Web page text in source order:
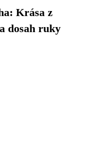
Krása z
dosah ruky